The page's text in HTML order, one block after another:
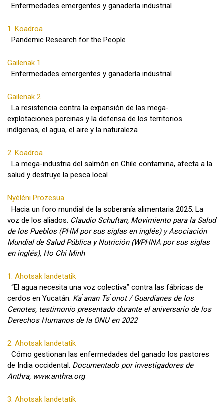
Enfermedades emergentes y ganadería industrial
1. Koadroa
Pandemic Research for the People
Gailenak 1
Enfermedades emergentes y ganadería industrial
Gailenak 2
La resistencia contra la expansión de las mega-
explotaciones porcinas y la defensa de los territorios
indígenas, el agua, el aire y la naturaleza
2. Koadroa
La mega-industria del salmón en Chile contamina, afecta a la
salud y destruye la pesca local
Nyéléni Prozesua
Hacia un foro mundial de la soberanía alimentaria 2025. La
voz de los aliados. Claudio Schuftan, Movimiento para la Salud
de los Pueblos (PHM por sus siglas en inglés) y Asociación
Mundial de Salud Pública y Nutrición (WPHNA por sus siglas
en inglés), Ho Chi Minh
1. Ahotsak landetatik
“El agua necesita una voz colectiva” contra las fábricas de
cerdos en Yucatán. Ka ́anan Ts ́onot / Guardianes de los
Cenotes, testimonio presentado durante el aniversario de los
Derechos Humanos de la ONU en 2022
2. Ahotsak landetatik
Cómo gestionan las enfermedades del ganado los pastores
de India occidental. Documentado por investigadores de
Anthra, www.anthra.org
3. Ahotsak landetatik